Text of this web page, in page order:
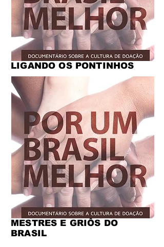
LIGANDO OS PONTINHOS
MESTRES E GRIÔS DO
BRASIL